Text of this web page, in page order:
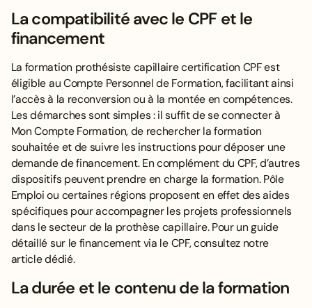
La compatibilité avec le CPF et le
financement
La formation prothésiste capillaire certification CPF est
éligible au Compte Personnel de Formation, facilitant ainsi
l’accès à la reconversion ou à la montée en compétences.
Les démarches sont simples : il suffit de se connecter à
Mon Compte Formation, de rechercher la formation
souhaitée et de suivre les instructions pour déposer une
demande de financement. En complément du CPF, d’autres
dispositifs peuvent prendre en charge la formation. Pôle
Emploi ou certaines régions proposent en effet des aides
spécifiques pour accompagner les projets professionnels
dans le secteur de la prothèse capillaire. Pour un guide
détaillé sur le financement via le CPF, consultez notre
article dédié.
La durée et le contenu de la formation